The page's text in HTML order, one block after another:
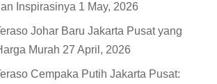
Inspirasinya 1 May, 2026
Johar Baru Jakarta Pusat yang
Murah 27 April, 2026
Cempaka Putih Jakarta Pusat: